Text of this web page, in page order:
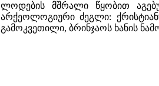
ლოდების მშრალი წყობით
არქეოლოგიური ძეგლი:
გამოკვეთილი, ბრინჯაოს ხანის